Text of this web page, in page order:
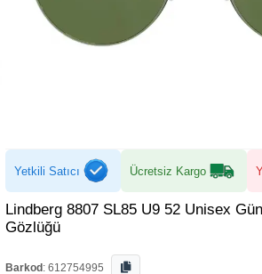
Yetkili Satıcı Ücretsiz Kargo
Lindberg 8807 SL85 U9 52 Unisex
Gözlüğü
Barkod : 612754995